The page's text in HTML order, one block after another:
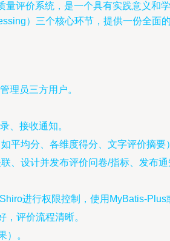
评价系统，是一个具有实践意义和
）三个核心环节，提供一份全面
理员三方用户。
、接收通知。
平均分、各维度得分、文字评价摘要
、设计并发布评价问卷/指标、发布
进行权限控制，使用MyBatis-Plus
评价流程清晰。
）。